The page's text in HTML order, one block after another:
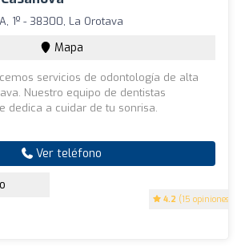
4.2 (15 opiniones)
1º - 38300, La Orotava
Mapa
servicios de odontología de alta
Nuestro equipo de dentistas
dedica a cuidar de tu sonrisa.
Ver teléfono